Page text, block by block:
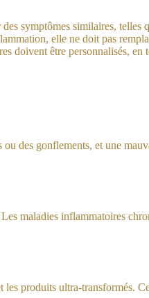
symptômes similaires,
elle ne doit pas
doivent être personnalisés, en
des gonflements, et une
maladies inflammatoires
produits ultra-transformés.